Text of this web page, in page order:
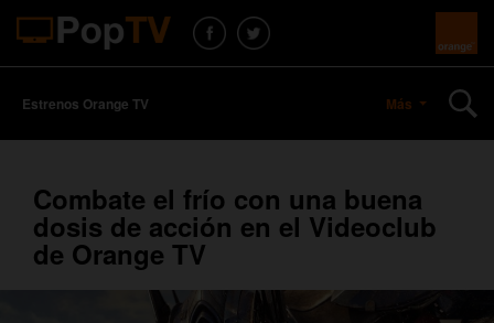
Estrenos Orange TV Más
Combate el frío con una buena
dosis de acción en el Videoclub
de Orange TV